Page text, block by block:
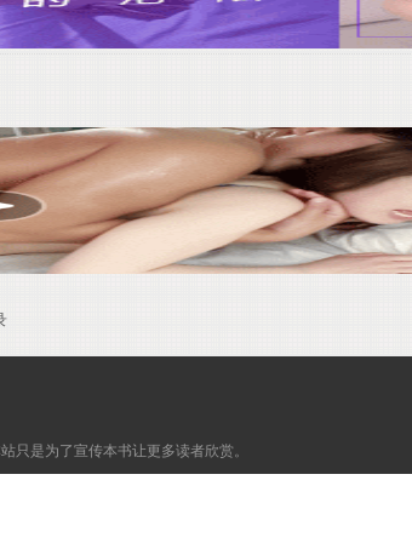
只是为了宣传本书让更多读者欣赏。